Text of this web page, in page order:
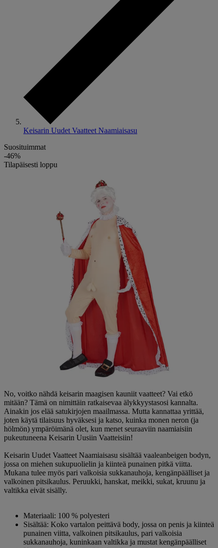
Keisarin Uudet Vaatteet Naamiaisasu
Suosituimmat
-46%
Tilapäisesti loppu
No, voitko nähdä keisarin maagisen kauniit vaatteet? Vai etkö
mitään? Tämä on nimittäin ratkaisevaa älykkyystasosi kannalta.
Ainakin jos elää satukirjojen maailmassa. Mutta kannattaa yrittää,
joten käytä tilaisuus hyväksesi ja katso, kuinka monen neron (ja
hölmön) ympäröimänä olet, kun menet seuraaviin naamiaisiin
pukeutuneena Keisarin Uusiin Vaatteisiin!
Keisarin Uudet Vaatteet Naamiaisasu sisältää vaaleanbeigen bodyn,
jossa on miehen sukupuolielin ja kiinteä punainen pitkä viitta.
Mukana tulee myös pari valkoisia sukkanauhoja, kengänpäälliset ja
valkoinen pitsikaulus. Peruukki, hanskat, meikki, sukat, kruunu ja
valtikka eivät sisälly.
Materiaali: 100 % polyesteri
Sisältää: Koko vartalon peittävä body, jossa on penis ja kiinteä
punainen viitta, valkoinen pitsikaulus, pari valkoisia
sukkanauhoja, kuninkaan valtikka ja mustat kengänpäälliset